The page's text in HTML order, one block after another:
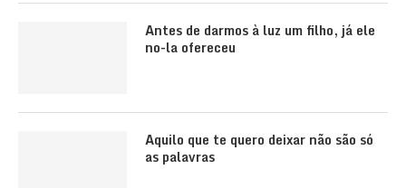
Antes de darmos à luz um filho, já ele
no-la ofereceu
Aquilo que te quero deixar não são só
as palavras